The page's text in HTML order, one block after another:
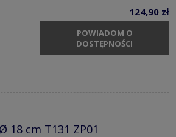
124,90 zł
POWIADOM O
DOSTĘPNOŚCI
18 cm T131 ZP01